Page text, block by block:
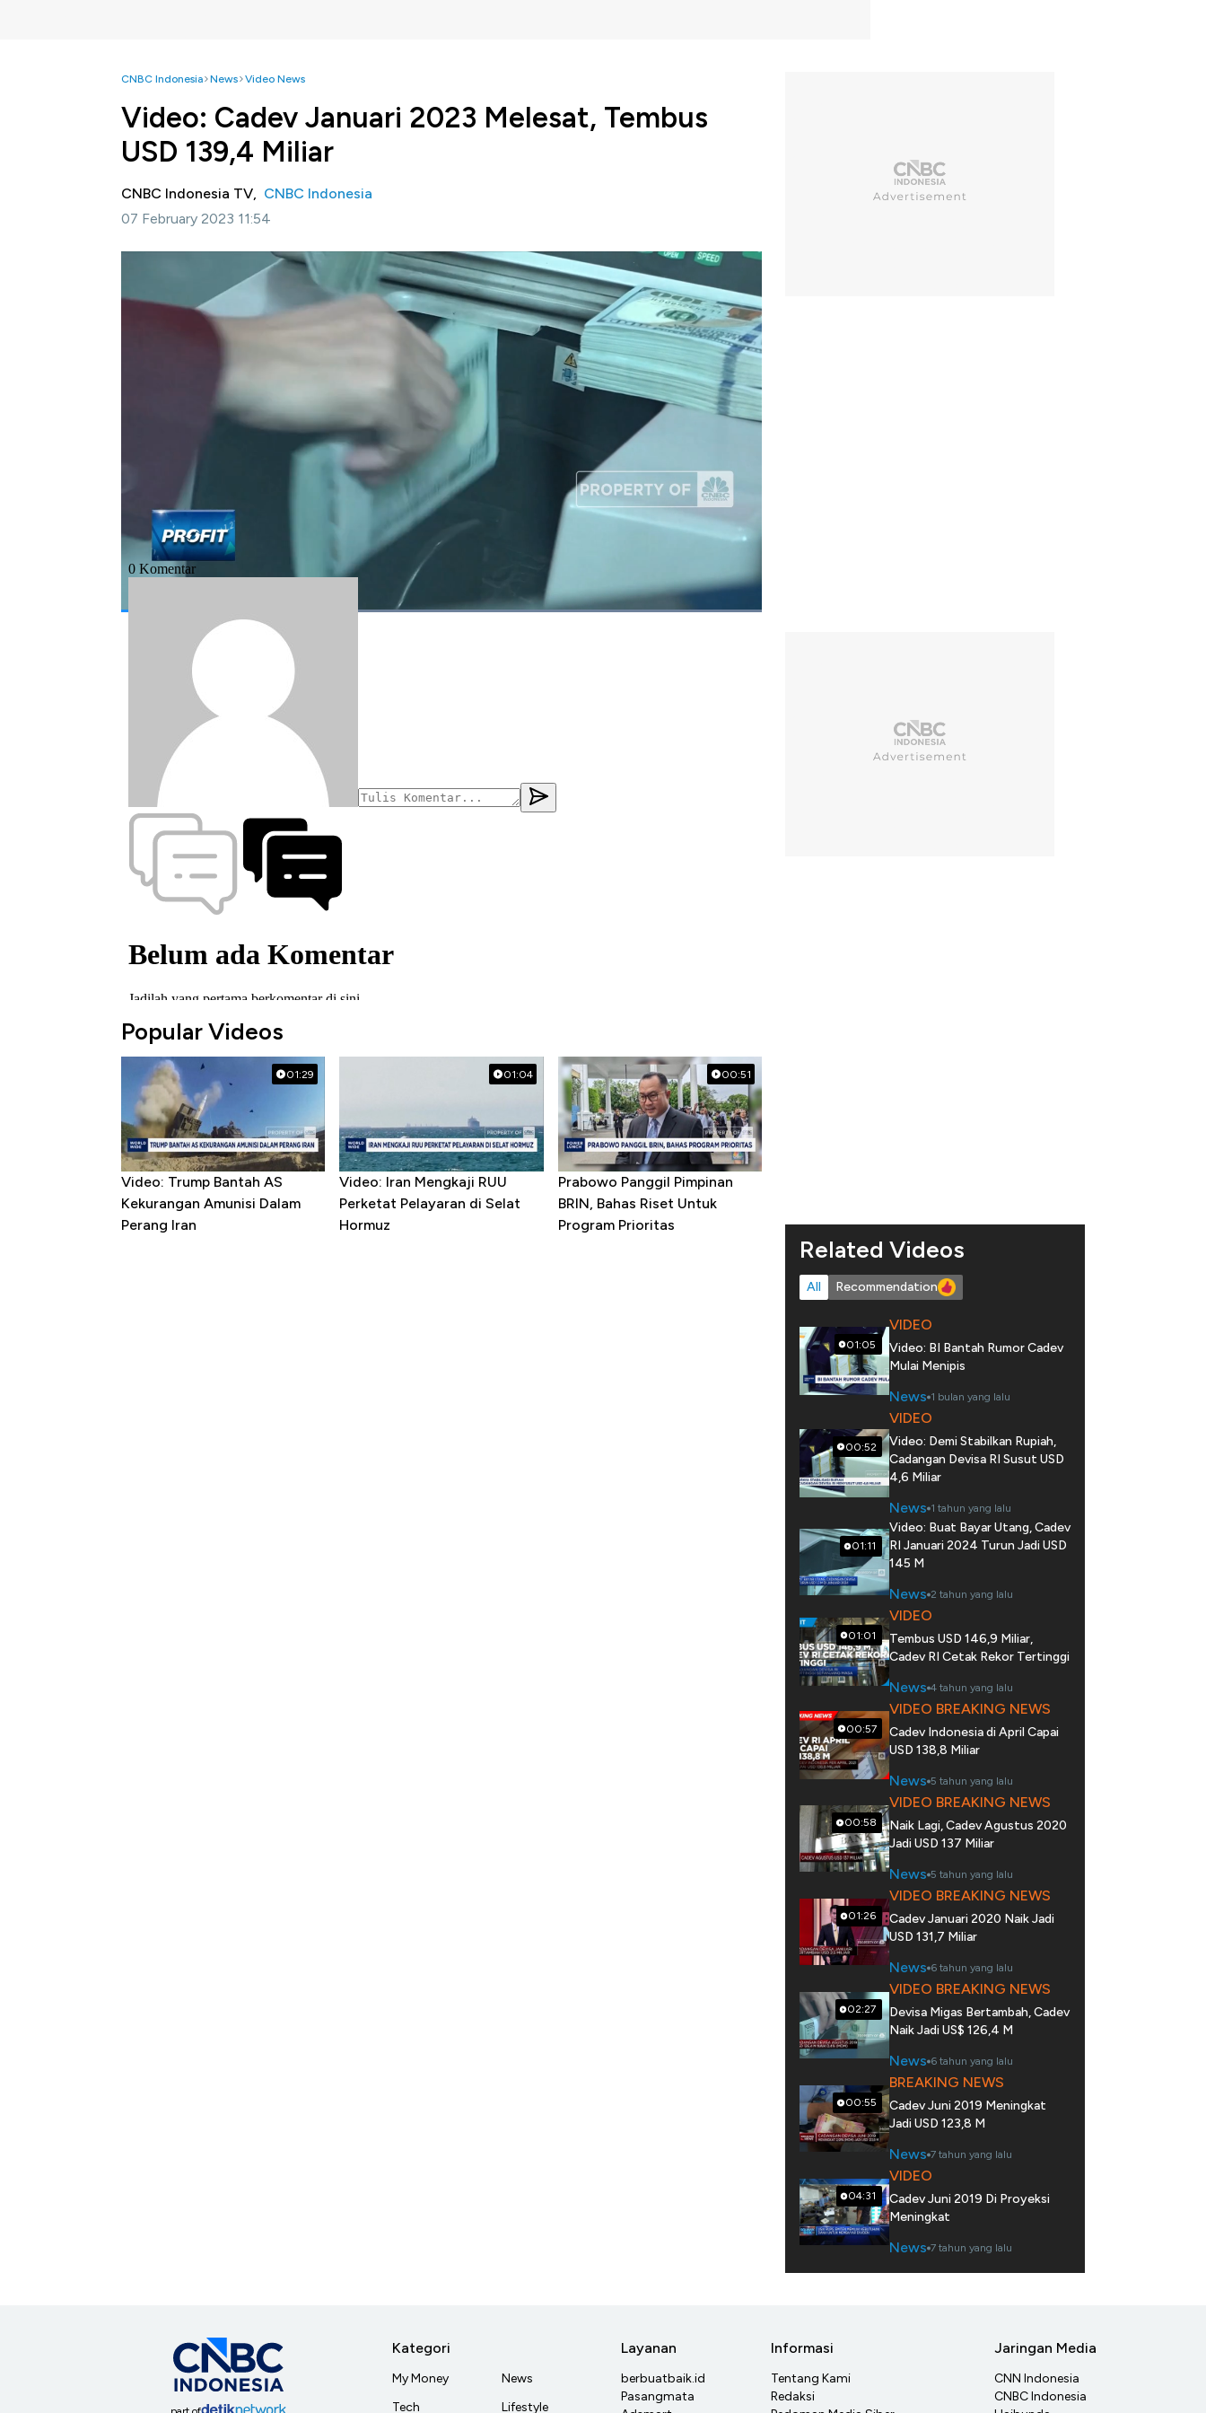
CNBC Indonesia News Video News
Video: Cadev Januari 2023 Melesat, Tembus
USD 139,4 Miliar
CNBC Indonesia TV, CNBC Indonesia
07 February 2023 11:54
Jakarta, CNBC Indonesia-Bank Indonesia mencatat pertumbuhan cadangan devisa pada awal
Januari 2023 naik USD 2,2 miliar menjadi USD139,4 miliar dari posisi pada akhir Desember 2022
sebesar USD 137,2 miliar.
Selengkapnya simak dalam Profit, Indonesia (Selasa, 07/02/2023)
#bank indonesia
Popular Videos
01:29
Video: Trump Bantah AS
Kekurangan Amunisi Dalam
Perang Iran
01:04
Video: Iran Mengkaji RUU
Perketat Pelayaran di Selat
Hormuz
00:51
Prabowo Panggil Pimpinan
BRIN, Bahas Riset Untuk
Program Prioritas
Related Videos
All Recommendation
01:05
VIDEO
Video: BI Bantah Rumor Cadev
Mulai Menipis
News 1 bulan yang lalu
00:52
VIDEO
Video: Demi Stabilkan Rupiah,
Cadangan Devisa RI Susut USD
4,6 Miliar
News 1 tahun yang lalu
01:11
Video: Buat Bayar Utang, Cadev
RI Januari 2024 Turun Jadi USD
145 M
News 2 tahun yang lalu
01:01
VIDEO
Tembus USD 146,9 Miliar,
Cadev RI Cetak Rekor Tertinggi
News 4 tahun yang lalu
00:57
VIDEO BREAKING NEWS
Cadev Indonesia di April Capai
USD 138,8 Miliar
News 5 tahun yang lalu
00:58
VIDEO BREAKING NEWS
Naik Lagi, Cadev Agustus 2020
Jadi USD 137 Miliar
News 5 tahun yang lalu
01:26
VIDEO BREAKING NEWS
Cadev Januari 2020 Naik Jadi
USD 131,7 Miliar
News 6 tahun yang lalu
02:27
VIDEO BREAKING NEWS
Devisa Migas Bertambah, Cadev
Naik Jadi US$ 126,4 M
News 6 tahun yang lalu
00:55
BREAKING NEWS
Cadev Juni 2019 Meningkat
Jadi USD 123,8 M
News 7 tahun yang lalu
04:31
VIDEO
Cadev Juni 2019 Di Proyeksi
Meningkat
News 7 tahun yang lalu
Kategori
My Money
Tech
News
Lifestyle
Layanan
berbuatbaik.id
Pasangmata
Informasi
Tentang Kami
Redaksi
Jaringan Media
CNN Indonesia
CNBC Indonesia